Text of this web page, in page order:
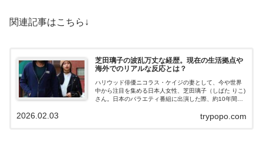
関連記事はこちら↓
芝田璃子の波乱万丈な経歴。現在の生活拠点や
海外でのリアルな反応とは？
ハリウッド俳優ニコラス・ケイジの妻として、今や世界
中から注目を集める日本人女性、芝田璃子（しばた りこ)
さん。日本のバラエティ番組に出演した際、約10年間を
trypopo.com
2026.02.03